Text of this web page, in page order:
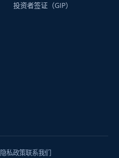
投资者签证（GIP）
隐私政策联系我们